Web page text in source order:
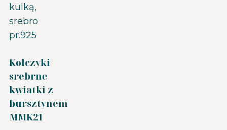
Kolczyki
srebrne
kwiatki z
bursztynem
MMK21